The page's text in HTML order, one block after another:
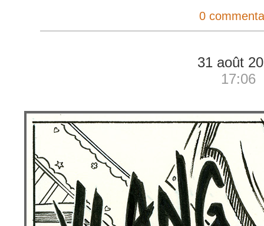
0
31 août
17:06